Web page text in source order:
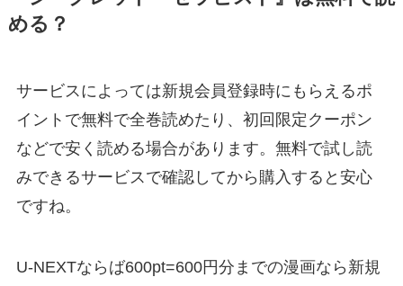
める？
サービスによっては新規会員登録時にもらえるポ
イントで無料で全巻読めたり、初回限定クーポン
などで安く読める場合があります。無料で試し読
みできるサービスで確認してから購入すると安心
ですね。
U-NEXTならば600pt=600円分までの漫画なら新規